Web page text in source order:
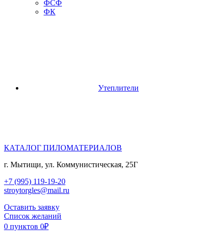
ФСФ
ФК
Утеплители
КАТАЛОГ ПИЛОМАТЕРИАЛОВ
г. Мытищи, ул. Коммунистическая, 25Г
+7 (995) 119-19-20
stroytorgles@mail.ru
Оставить заявку
Список желаний
0 пунктов 0₽